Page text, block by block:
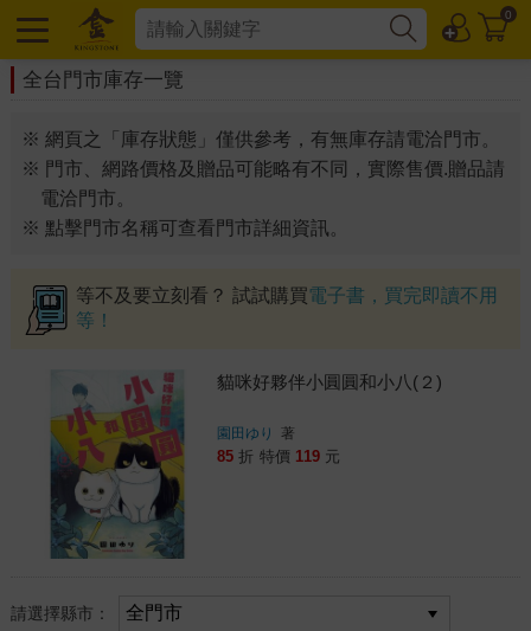
0
全台門市庫存一覽
※ 網頁之「庫存狀態」僅供參考，有無庫存請電洽門市。
※ 門市、網路價格及贈品可能略有不同，實際售價.贈品請
電洽門市。
※ 點擊門市名稱可查看門市詳細資訊。
等不及要立刻看？ 試試購買電子書，買完即讀不用
等！
貓咪好夥伴小圓圓和小八(２)
園田ゆり 著
85 折 特價 119 元
請選擇縣市：